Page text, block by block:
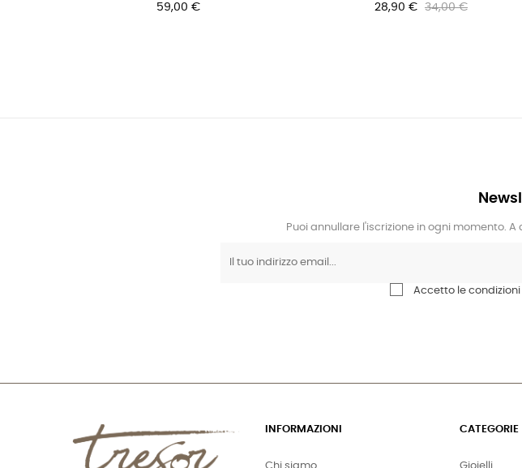
59,00 € 28,90 € 34,00 €
Puoi annullare l'iscrizione in ogni momento.
Accetto le
INFORMAZIONI
Chi siamo
CATEGORIE
Gioielli